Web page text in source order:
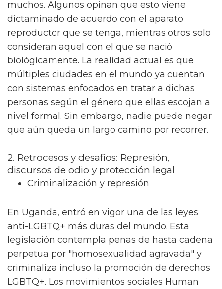
muchos. Algunos opinan que esto viene
dictaminado de acuerdo con el aparato
reproductor que se tenga, mientras otros solo
consideran aquel con el que se nació
biológicamente. La realidad actual es que
múltiples ciudades en el mundo ya cuentan
con sistemas enfocados en tratar a dichas
personas según el género que ellas escojan a
nivel formal. Sin embargo, nadie puede negar
que aún queda un largo camino por recorrer.
2. Retrocesos y desafíos: Represión,
discursos de odio y protección legal
Criminalización y represión
En Uganda, entró en vigor una de las leyes
anti-LGBTQ+ más duras del mundo. Esta
legislación contempla penas de hasta cadena
perpetua por "homosexualidad agravada" y
criminaliza incluso la promoción de derechos
LGBTQ+. Los movimientos sociales Human